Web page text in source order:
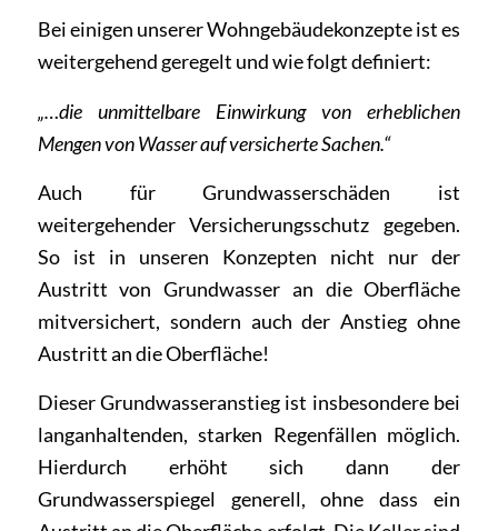
Bei einigen unserer Wohngebäudekonzepte ist es
weitergehend geregelt und wie folgt definiert:
„…die unmittelbare Einwirkung von erheblichen
Mengen von Wasser auf versicherte Sachen.“
Auch für Grundwasserschäden ist
weitergehender Versicherungsschutz gegeben.
So ist in unseren Konzepten nicht nur der
Austritt von Grundwasser an die Oberfläche
mitversichert, sondern auch der Anstieg ohne
Austritt an die Oberfläche!
Dieser Grundwasseranstieg ist insbesondere bei
langanhaltenden, starken Regenfällen möglich.
Hierdurch erhöht sich dann der
Grundwasserspiegel generell, ohne dass ein